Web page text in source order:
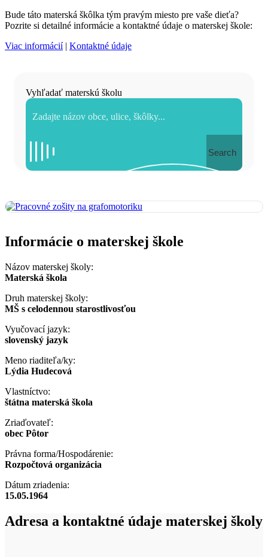
Bude táto materská škôlka tým pravým miesto pre vaše dieťa?
Pozrite si detailné informácie a kontaktné údaje o materskej škole:
Viac informácií| Kontaktné údaje
Vyhľadať materskú školu
Search
Informácie o materskej škole
Názov materskej školy:
Materská škola
Druh materskej školy:
MŠ s celodennou starostlivosťou
Vyučovací jazyk:
slovenský jazyk
Meno riaditeľa/ky:
Lýdia Hudecová
Vlastníctvo:
štátna materská škola
Zriaďovateľ:
obec Pôtor
Právna forma/Hospodárenie:
Rozpočtová organizácia
Dátum zriadenia:
15.05.1964
Adresa a kontaktné údaje materskej školy